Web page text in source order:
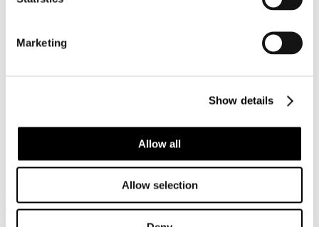
Marketing
Show details
Allow all
Allow selection
Ricordami
Login
Risparmia con le nostre convenzioni